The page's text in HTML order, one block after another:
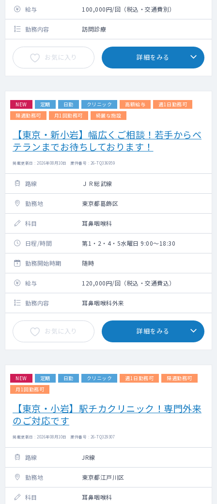
給与 100,000円/回（税込・交通費別）
勤務内容 訪問診療
お気に入り 詳細をみる
NEW 定期 日勤 クリニック 高額給与
週1日勤務可
隔週勤務可
月1回勤務可 綺麗な施設
【東京・新小岩】幅広くご相談！若手からベ
テランまでお待ちしております！
掲載更新日 : 2026年08月10日 案件番号 : 26-TQ336959
路線 ＪＲ総武線
勤務地 東京都葛飾区
科目 耳鼻咽喉科
日程/時間 第1・2・4・5水曜日 9:00～18:30
勤務開始時期 随時
給与 120,000円/回（税込・交通費込）
勤務内容 耳鼻咽喉科外来
お気に入り 詳細をみる
NEW 定期 日勤 クリニック 週1日勤務可
隔週勤務可
月1回勤務可
【東京・小岩】駅チカクリニック！専門外来
のご対応です
掲載更新日 : 2026年08月10日 案件番号 : 26-TQ329307
路線 JR線
勤務地 東京都江戸川区
科目 耳鼻咽喉科